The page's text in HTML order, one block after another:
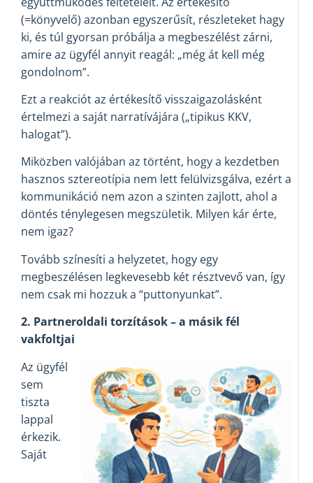
(=könyvelő) azonban egyszerűsít, részleteket hagy
ki, és túl gyorsan próbálja a megbeszélést zárni,
amire az ügyfél annyit reagál: „még át kell még
gondolnom”.
Ezt a reakciót az értékesítő visszaigazolásként
értelmezi a saját narratívájára („tipikus KKV,
halogat”).
Miközben valójában az történt, hogy a kezdetben
hasznos sztereotípia nem lett felülvizsgálva, ezért a
kommunikáció nem azon a szinten zajlott, ahol a
döntés ténylegesen megszületik. Milyen kár érte,
nem igaz?
Tovább színesíti a helyzetet, hogy egy
megbeszélésen legkevesebb két résztvevő van, így
nem csak mi hozzuk a “puttonyunkat”.
2. Partneroldali torzítások – a másik fél
vakfoltjai
Az ügyfél
sem
tiszta
lappal
érkezik.
Saját